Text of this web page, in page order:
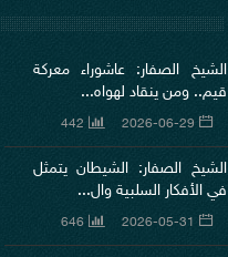
الشيخ الصفار: عاشوراء معركة
قيم.. ومن ينقاد لهواه...
2026-06-29
442
الشيخ الصفار: الشيطان يتمثل
في الأفكار السلبية وال...
2026-05-31
646